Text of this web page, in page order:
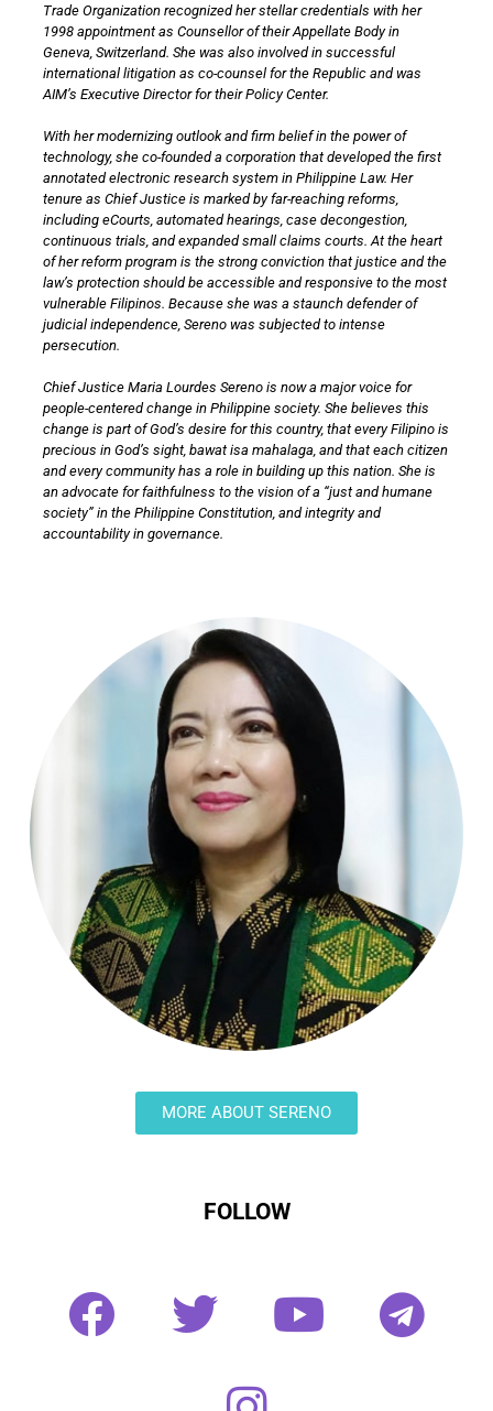
Trade Organization recognized her stellar credentials with her
1998 appointment as Counsellor of their Appellate Body in
Geneva, Switzerland. She was also involved in successful
international litigation as co-counsel for the Republic and was
AIM’s Executive Director for their Policy Center.
With her modernizing outlook and firm belief in the power of
technology, she co-founded a corporation that developed the first
annotated electronic research system in Philippine Law. Her
tenure as Chief Justice is marked by far-reaching reforms,
including eCourts, automated hearings, case decongestion,
continuous trials, and expanded small claims courts. At the heart
of her reform program is the strong conviction that justice and the
law’s protection should be accessible and responsive to the most
vulnerable Filipinos. Because she was a staunch defender of
judicial independence, Sereno was subjected to intense
persecution.
Chief Justice Maria Lourdes Sereno is now a major voice for
people-centered change in Philippine society. She believes this
change is part of God’s desire for this country, that every Filipino is
precious in God’s sight, bawat isa mahalaga, and that each citizen
and every community has a role in building up this nation. She is
an advocate for faithfulness to the vision of a “just and humane
society” in the Philippine Constitution, and integrity and
accountability in governance.
MORE ABOUT SERENO
FOLLOW